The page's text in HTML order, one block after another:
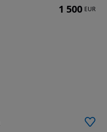
1 500 EUR